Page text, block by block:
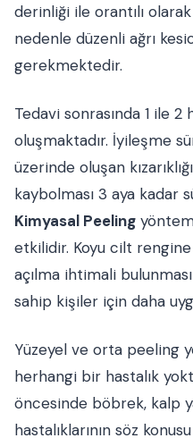
derinliği ile orantılı
nedenle düzenli ağrı
gerekmektedir.
Tedavi sonrasında 1 ile
oluşmaktadır. İyileşme
üzerinde oluşan
kaybolması 3 aya kadar
Kimyasal Peeling
etkilidir. Koyu cilt
açılma ihtimali
sahip kişiler için daha
Yüzeyel ve orta peeling
herhangi bir hastalık
öncesinde böbrek, kalp
hastalıklarının söz